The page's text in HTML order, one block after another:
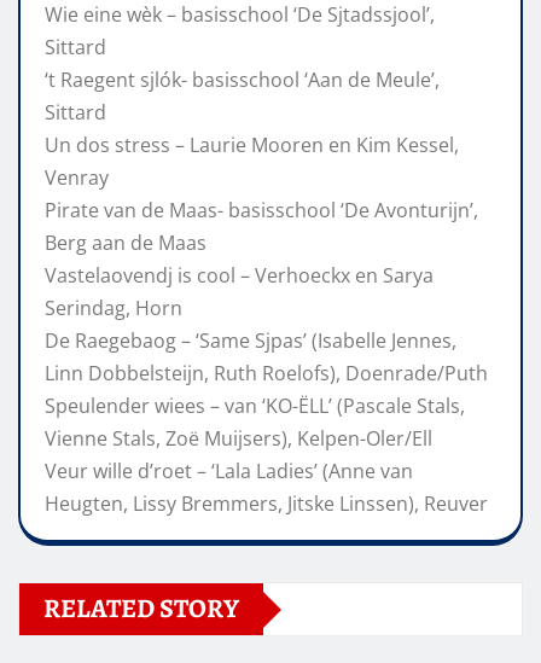
Wie eine wèk – basisschool ‘De Sjtadssjool’,
Sittard
‘t Raegent sjlók- basisschool ‘Aan de Meule’,
Sittard
Un dos stress – Laurie Mooren en Kim Kessel,
Venray
Pirate van de Maas- basisschool ‘De Avonturijn’,
Berg aan de Maas
Vastelaovendj is cool – Verhoeckx en Sarya
Serindag, Horn
De Raegebaog – ‘Same Sjpas’ (Isabelle Jennes,
Linn Dobbelsteijn, Ruth Roelofs), Doenrade/Puth
Speulender wiees – van ‘KO-ËLL’ (Pascale Stals,
Vienne Stals, Zoë Muijsers), Kelpen-Oler/Ell
Veur wille d’roet – ‘Lala Ladies’ (Anne van
Heugten, Lissy Bremmers, Jitske Linssen), Reuver
RELATED STORY